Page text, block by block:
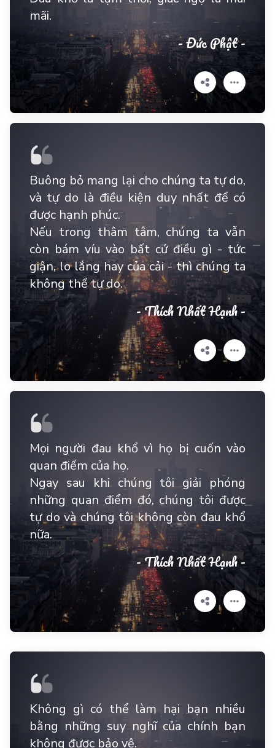
mãi.
- Đức Phật -
Buông bỏ mang lại cho chúng ta tự do,
và tự do là điều kiện duy nhất để có
được hạnh phúc.
Nếu trong thâm tâm, chúng ta vẫn
còn bám víu vào bất cứ điều gì - tức
giận, lo lắng hay của cải - thì chúng ta
không thể tự do.
- Thích Nhất Hạnh -
Mọi người đau khổ vì họ bị cuốn vào
quan điểm của họ.
Ngay sau khi chúng tôi giải phóng
những quan điểm đó, chúng tôi được
tự do và chúng tôi không còn đau khổ
nữa.
- Thích Nhất Hạnh -
Không gì có thể làm hại bạn nhiều
bằng những suy nghĩ của chính bạn
không được bảo vệ.